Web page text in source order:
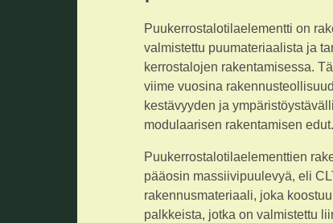
Puukerrostalotilaelementti on
valmistettu puumateriaalista ja
kerrostalojen rakentamisessa.
viime vuosina
kestävyyden ja
modulaarisen rakentamisen edut.
Puukerrostalotilaelementtien
pääosin massiivipuulevyä, eli
rakennusmateriaali, joka
palkkeista, jotka on valmistettu